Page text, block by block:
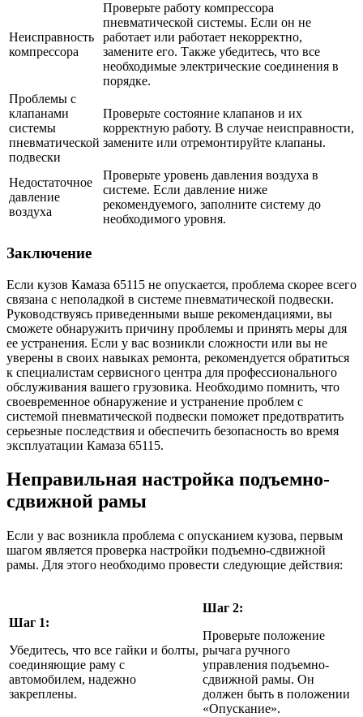
Неисправность
компрессора
Проверьте работу компрессора
пневматической системы. Если он не
работает или работает некорректно,
замените его. Также убедитесь, что все
необходимые электрические соединения в
порядке.
Проблемы с
клапанами
системы
пневматической
подвески
Проверьте состояние клапанов и их
корректную работу. В случае неисправности,
замените или отремонтируйте клапаны.
Недостаточное
давление
воздуха
Проверьте уровень давления воздуха в
системе. Если давление ниже
рекомендуемого, заполните систему до
необходимого уровня.
Заключение
Если кузов Камаза 65115 не опускается, проблема скорее всего
связана с неполадкой в системе пневматической подвески.
Руководствуясь приведенными выше рекомендациями, вы
сможете обнаружить причину проблемы и принять меры для
ее устранения. Если у вас возникли сложности или вы не
уверены в своих навыках ремонта, рекомендуется обратиться
к специалистам сервисного центра для профессионального
обслуживания вашего грузовика. Необходимо помнить, что
своевременное обнаружение и устранение проблем с
системой пневматической подвески поможет предотвратить
серьезные последствия и обеспечить безопасность во время
эксплуатации Камаза 65115.
Неправильная настройка подъемно-
сдвижной рамы
Если у вас возникла проблема с опусканием кузова, первым
шагом является проверка настройки подъемно-сдвижной
рамы. Для этого необходимо провести следующие действия:
Шаг 1:
Убедитесь, что все гайки и болты,
соединяющие раму с
автомобилем, надежно
закреплены.
Шаг 2:
Проверьте положение
рычага ручного
управления подъемно-
сдвижной рамы. Он
должен быть в положении
«Опускание».